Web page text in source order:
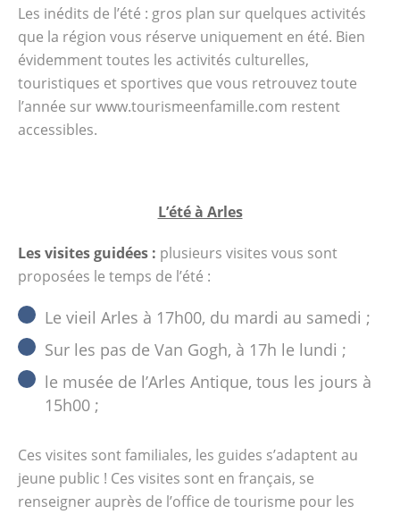
proposées le temps de l'été : Le vieil Arles à
17h00, du mardi au samedi ; Sur les pas de
Van Gogh, à 17h le lundi ; le musée de
l'Arles Antique, tous les jours à 15h00 ; Ces
visites sont familiales, les guides s'adaptent
au jeune public ! Ces visites sont en français,
tarif réduit 3 euros (enfant de 12 à 18 ans,
famille nombreuse, étudiants), gratuit pour
les moins de 12 ans ; Pour le Musée de
l'Arles Antique, le plein tarif est de 5,5 euros
et le tarif réduit de 4.
www.arlestourisme.com Les combats de
gladiateurs : tous les mardis et jeudis, vous
avez la possibilité, en plus de la visite
classique des arènes, d'assister à un combat
Coût : le spectacle est compris dans le…
Les inédits de l’été : gros plan sur quelques activités
que la région vous réserve uniquement en été. Bien
évidemment toutes les activités culturelles,
touristiques et sportives que vous retrouvez toute
l’année sur www.tourismeenfamille.com restent
accessibles.
L’été à Arles
Les visites guidées : plusieurs visites vous sont
proposées le temps de l’été :
Le vieil Arles à 17h00, du mardi au samedi ;
Sur les pas de Van Gogh, à 17h le lundi ;
le musée de l’Arles Antique, tous les jours à
15h00 ;
Ces visites sont familiales, les guides s’adaptent au
jeune public ! Ces visites sont en français, se
renseigner auprès de l’office de tourisme pour les